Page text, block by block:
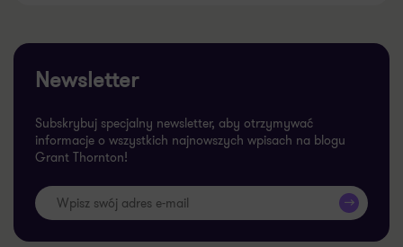
Newsletter
Subskrybuj specjalny newsletter, aby otrzymywać
informacje o wszystkich najnowszych wpisach na blogu
Grant Thornton!
>>